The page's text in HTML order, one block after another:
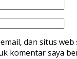
dan situs web
komentar saya